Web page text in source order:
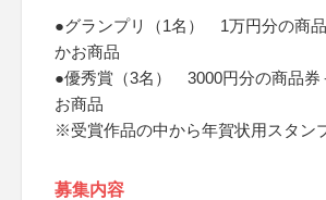
●グランプリ（1名） 1万円分の商
かお商品
●優秀賞（3名） 3000円分の商品券
お商品
※受賞作品の中から年賀状用スタン
募集内容